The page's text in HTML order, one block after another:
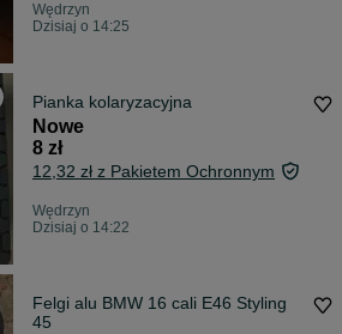
Wędrzyn
Dzisiaj o 14:25
Pianka kolaryzacyjna
Nowe
8 zł
12,32 zł z Pakietem Ochronnym
Wędrzyn
Dzisiaj o 14:22
Felgi alu BMW 16 cali E46 Styling
45